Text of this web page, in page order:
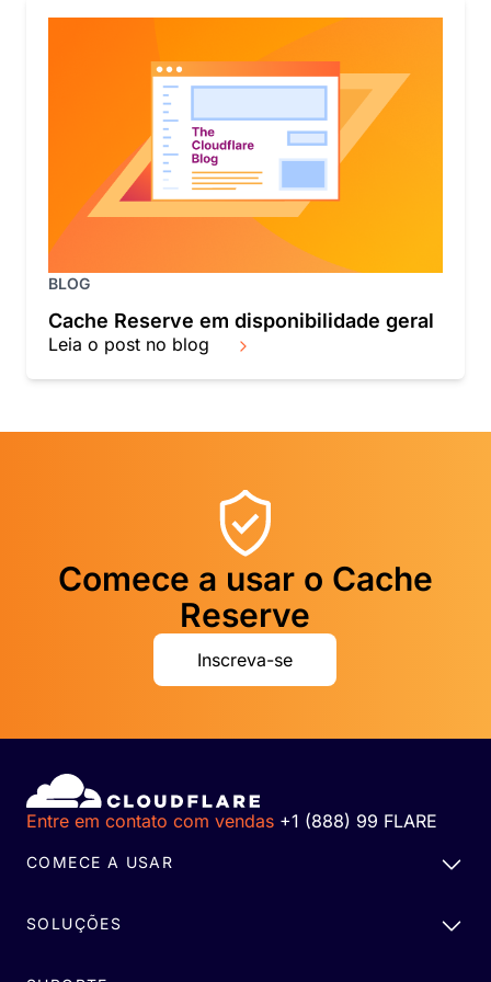
BLOG
Cache Reserve em disponibilidade geral
Leia o post no blog
Comece a usar o Cache
Reserve
Inscreva-se
Entre em contato com vendas +1 (888) 99 FLARE
COMECE A USAR
SOLUÇÕES